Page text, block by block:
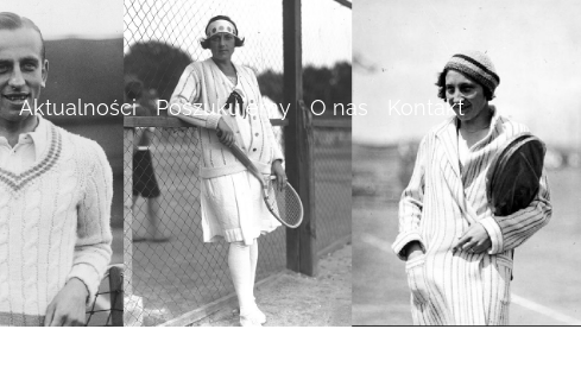
Aktualności Poszukujemy O nas Kontakt